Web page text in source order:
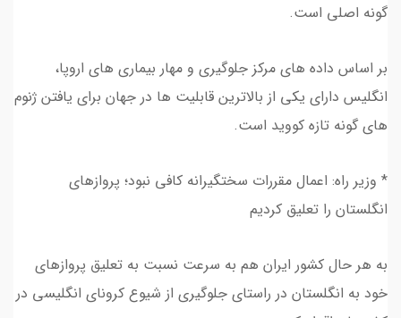
گونه اصلی است.
بر اساس داده های مرکز جلوگیری و مهار بیماری های اروپا،
انگلیس دارای یکی از بالاترین قابلیت ها در جهان برای یافتن ژنوم
های گونه تازه کووید است.
* وزیر راه: اعمال مقررات سختگیرانه کافی نبود؛ پروازهای
انگلستان را تعلیق کردیم
به هر حال کشور ایران هم به سرعت نسبت به تعلیق پروازهای
خود به انگلستان در راستای جلوگیری از شیوع کرونای انگلیسی در